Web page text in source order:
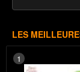
LES
1